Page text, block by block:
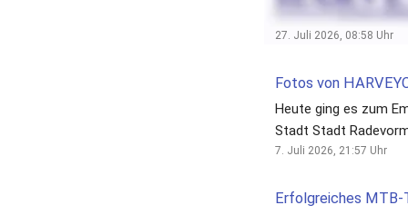
27. Juli 2026, 08:58 Uhr
Heute ging es zum
Stadt Stadt
7. Juli 2026, 21:57 Uhr